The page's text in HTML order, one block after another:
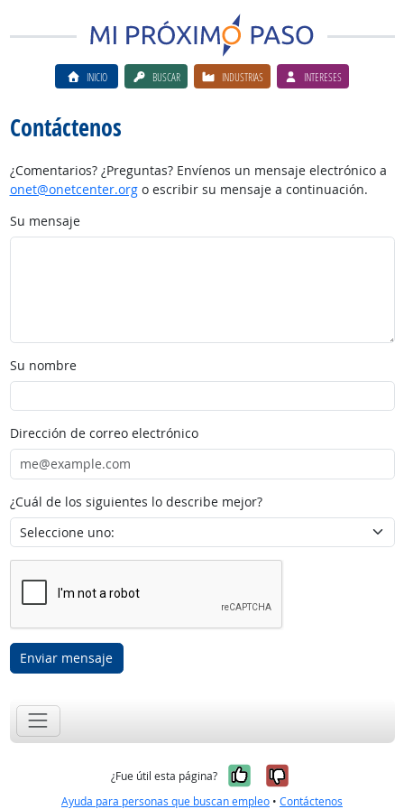
INICIO BUSCAR INDUSTRIAS INTERESES
Contáctenos
¿Comentarios? ¿Preguntas? Envíenos un mensaje electrónico a
onet@onetcenter.orgo escribir su mensaje a continuación.
Su mensaje
Su nombre
Dirección de correo electrónico
¿Cuál de los siguientes lo describe mejor?
Enviar mensaje
¿Fue útil esta página? Sí, fue útil
No, no fue
Ayuda para personas que buscan empleo • Contáctenos